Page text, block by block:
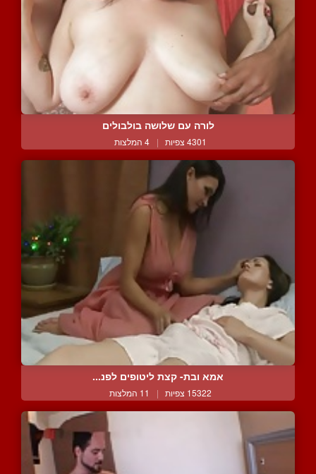
לורה עם שלושה בולבולים
4301 צפיות | 4 המלצות
אמא ובת- קצת ליטופים לפנ...
15322 צפיות | 11 המלצות